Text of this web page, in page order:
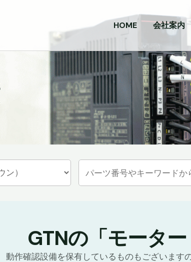
HOME 会社案内
GTNの「モータ
動作確認設備を保有しているものもございます